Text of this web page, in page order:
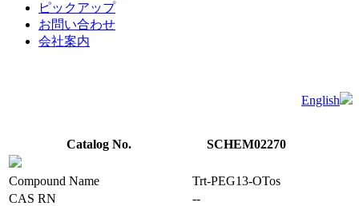
ピックアップ
お問い合わせ
会社案内
English
Catalog No. SCHEM02270
Compound Name
Trt-PEG13-OTos
CAS RN
--